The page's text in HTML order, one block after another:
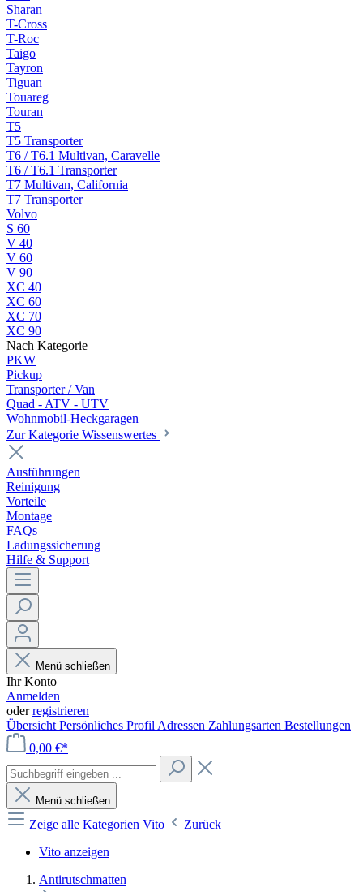
Sharan
T-Cross
T-Roc
Taigo
Tayron
Tiguan
Touareg
Touran
T5
T5 Transporter
T6 / T6.1 Multivan, Caravelle
T6 / T6.1 Transporter
T7 Multivan, California
T7 Transporter
Volvo
S 60
V 40
V 60
V 90
XC 40
XC 60
XC 70
XC 90
Nach Kategorie
PKW
Pickup
Transporter / Van
Quad - ATV - UTV
Wohnmobil-Heckgaragen
Zur Kategorie Wissenswertes
Ausführungen
Reinigung
Vorteile
Montage
FAQs
Ladungssicherung
Hilfe & Support
Menü schließen
Ihr Konto
Anmelden
oderregistrieren
Übersicht Persönliches Profil Adressen Zahlungsarten Bestellungen
0,00 €*
Menü schließen
Zeige alle Kategorien Vito
Zurück
Vito anzeigen
Antirutschmatten